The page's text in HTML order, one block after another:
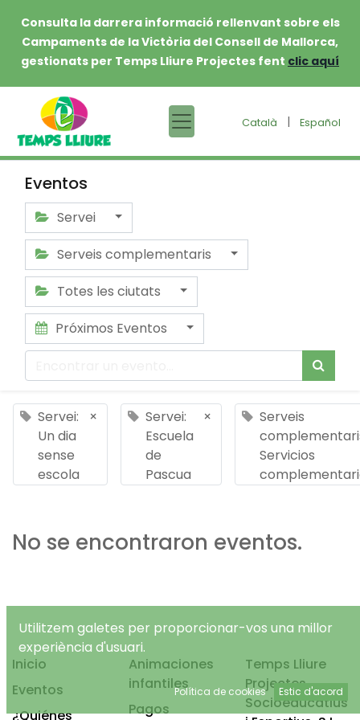
Consulta la darrera informació rellenvant sobre els
Campaments de la Victòria del Consell de Mallorca,
gestionats per Temps Lliure Projectes fent clic aquí
Català | Español
Eventos
Servei
Serveis complementaris
Totes les ciutats
Próximos Eventos
Servei:
Un dia
sense
escola
×
Servei:
Escuela
de
Pascua
×
Serveis
Servicios
No se encontraron eventos.
Inicio
Eventos
¿Quiénes
Animaciones
infantiles
Pagos
Temps Lliure
Projectes
Socioeducatius
Utilitzem galetes per proporcionar-vos una millor
experiència d'usuari.
Política de cookies Estic d'acord